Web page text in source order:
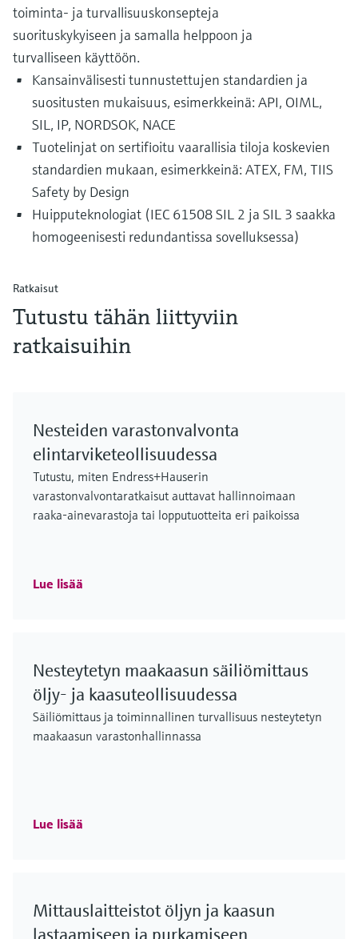
toiminta- ja turvallisuuskonsepteja
suorituskykyiseen ja samalla helppoon ja
turvalliseen käyttöön.
Kansainvälisesti tunnustettujen standardien ja
suositusten mukaisuus, esimerkkeinä: API, OIML,
SIL, IP, NORDSOK, NACE
Tuotelinjat on sertifioitu vaarallisia tiloja koskevien
standardien mukaan, esimerkkeinä: ATEX, FM, TIIS
Safety by Design
Huipputeknologiat (IEC 61508 SIL 2 ja SIL 3 saakka
homogeenisesti redundantissa sovelluksessa)
Ratkaisut
Tutustu tähän liittyviin
ratkaisuihin
Nesteiden varastonvalvonta
elintarviketeollisuudessa
Tutustu, miten Endress+Hauserin
varastonvalvontaratkaisut auttavat hallinnoimaan
raaka-ainevarastoja tai lopputuotteita eri paikoissa
Lue lisää
Nesteytetyn maakaasun säiliömittaus
öljy- ja kaasuteollisuudessa
Säiliömittaus ja toiminnallinen turvallisuus nesteytetyn
maakaasun varastonhallinnassa
Lue lisää
Mittauslaitteistot öljyn ja kaasun
lastaamiseen ja purkamiseen